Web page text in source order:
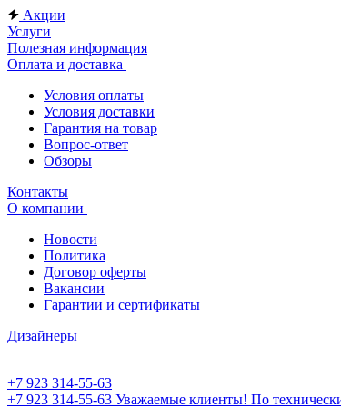
Акции
Услуги
Полезная информация
Оплата и доставка
Условия оплаты
Условия доставки
Гарантия на товар
Вопрос-ответ
Обзоры
Контакты
О компании
Новости
Политика
Договор оферты
Вакансии
Гарантии и сертификаты
Дизайнеры
+7 923 314-55-63
+7 923 314-55-63 Уважаемые клиенты! По